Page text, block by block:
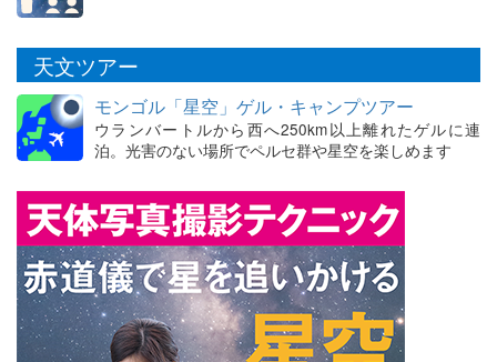
天文ツアー
モンゴル「星空」ゲル・キャンプツアー
ウランバートルから西へ250km以上離れたゲルに連
泊。光害のない場所でペルセ群や星空を楽しめます